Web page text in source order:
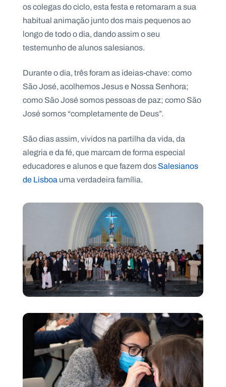
os colegas do ciclo, esta festa e retomaram a sua
habitual animação junto dos mais pequenos ao
longo de todo o dia, dando assim o seu
testemunho de alunos salesianos.
Durante o dia, três foram as ideias-chave: como
São José, acolhemos Jesus e Nossa Senhora;
como São José somos pessoas de paz; como São
José somos “completamente de Deus”.
São dias assim, vividos na partilha da vida, da
alegria e da fé, que marcam de forma especial
educadores e alunos e que fazem dosSalesianos
de Lisboauma verdadeira família.
A
g
e
n
C
o
n
t
t
s
N
e
l
tt
r